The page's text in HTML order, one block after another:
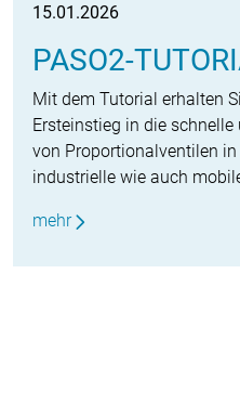
15.01.2026
PASO2-
Mit dem Tutorial erhalten
Ersteinstieg in die
von Proportionalventilen
industrielle wie auch
mehr